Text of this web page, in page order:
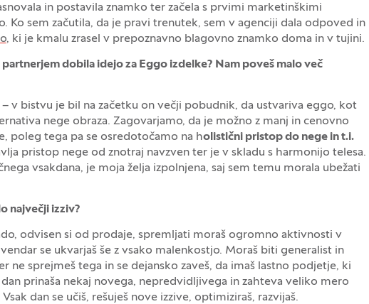
in postavila znamko ter začela s prvimi marketinškimi
Ko sem začutila, da je pravi trenutek, sem v agenciji dala odpoved in
, ki je kmalu zrasel v prepoznavno blagovno znamko doma in v tujini.
dobila idejo za Eggo izdelke? Nam poveš malo več
v bistvu je bil na začetku on večji pobudnik, da ustvariva eggo, kot
nege obraza. Zagovarjamo, da je možno z manj in cenovno
poleg tega pa se osredotočamo na holistični pristop do nege in t.i.
pristop nege od znotraj navzven ter je v skladu s harmonijo telesa.
vsakdana, je moja želja izpolnjena, saj sem temu morala ubežati
največji izziv?
odvisen si od prodaje, spremljati moraš ogromno aktivnosti v
se ukvarjaš še z vsako malenkostjo. Moraš biti generalist in
ne sprejmeš tega in se dejansko zaveš, da imaš lastno podjetje, ki
prinaša nekaj novega, nepredvidljivega in zahteva veliko mero
dan se učiš, rešuješ nove izzive, optimiziraš, razvijaš.